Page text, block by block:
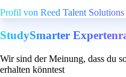
Profil von Reed Talent Solutions
StudySmarter
Wir sind der Meinung, dass du
erhalten könntest